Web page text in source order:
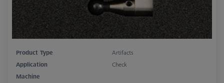
Product Type
Artifacts
Application
Check
Machine